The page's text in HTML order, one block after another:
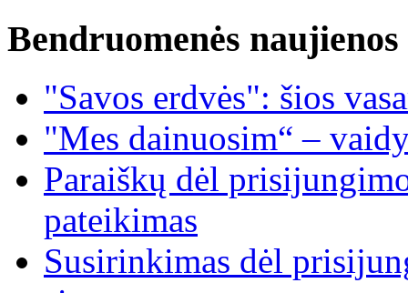
Bendruomenės naujienos
"Savos erdvės": šios
"Mes dainuosim“ –
Paraiškų dėl
pateikimas
Susirinkimas dėl